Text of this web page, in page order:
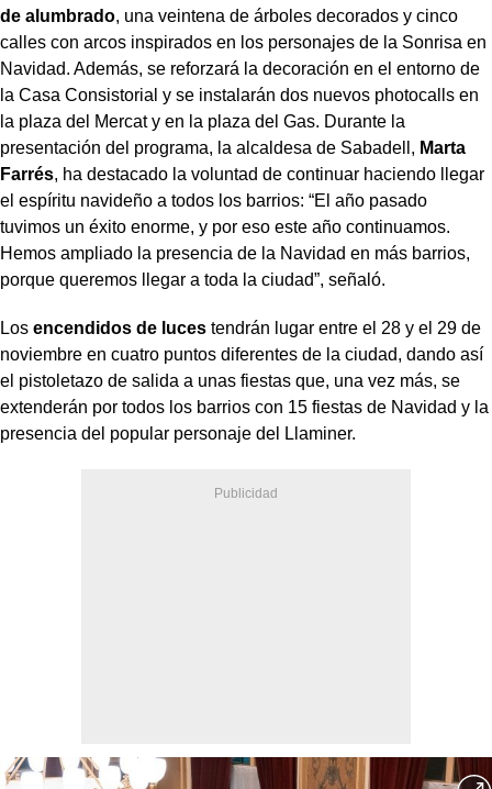
de alumbrado, una veintena de árboles decorados y cinco
calles con arcos inspirados en los personajes de la Sonrisa en
Navidad. Además, se reforzará la decoración en el entorno de
la Casa Consistorial y se instalarán dos nuevos photocalls en
la plaza del Mercat y en la plaza del Gas. Durante la
presentación del programa, la alcaldesa de Sabadell, Marta
Farrés, ha destacado la voluntad de continuar haciendo llegar
el espíritu navideño a todos los barrios: “El año pasado
tuvimos un éxito enorme, y por eso este año continuamos.
Hemos ampliado la presencia de la Navidad en más barrios,
porque queremos llegar a toda la ciudad”, señaló.
Los encendidos de luces tendrán lugar entre el 28 y el 29 de
noviembre en cuatro puntos diferentes de la ciudad, dando así
el pistoletazo de salida a unas fiestas que, una vez más, se
extenderán por todos los barrios con 15 fiestas de Navidad y la
presencia del popular personaje del Llaminer.